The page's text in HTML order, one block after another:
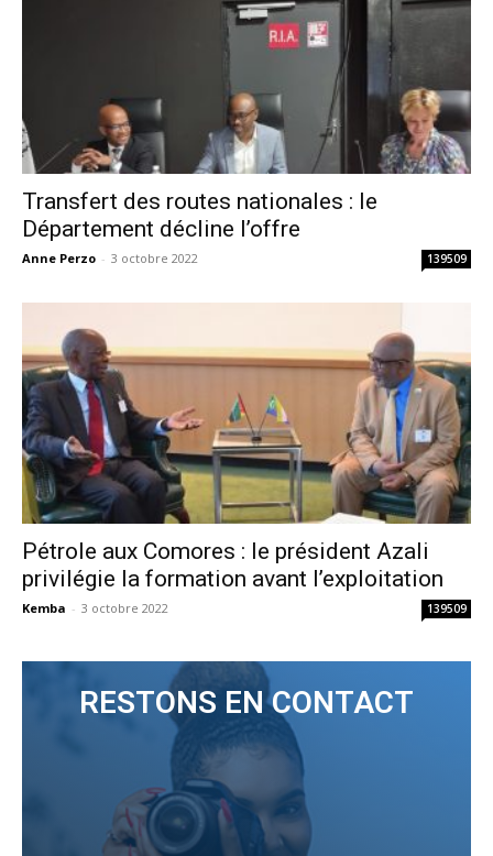
Transfert des routes nationales : le
Département décline l’offre
Anne Perzo - 3 octobre 2022 139509
Pétrole aux Comores : le président Azali
privilégie la formation avant l’exploitation
Kemba - 3 octobre 2022 139509
RESTONS EN CONTACT